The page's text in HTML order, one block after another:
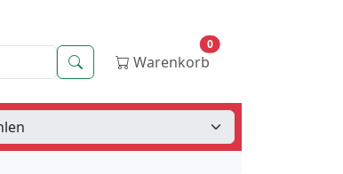
Suche Warenkorb
0